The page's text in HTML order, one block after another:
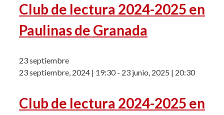
Club de lectura 2024-2025 en
Paulinas de Granada
23 septiembre
23 septiembre, 2024 | 19:30- 23 junio, 2025 | 20:30
Club de lectura 2024-2025 en